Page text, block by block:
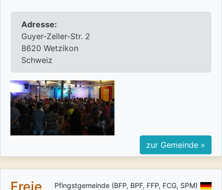
Adresse:
Guyer-Zeller-Str. 2
8620 Wetzikon
Schweiz
zur Gemeinde »
Pfingstgemeinde (BFP, BPF, FFP, FCG, SPM)